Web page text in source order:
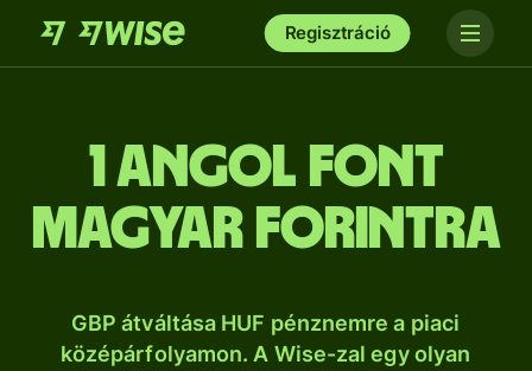
Regisztráció
1 angol font
magyar forintra
GBP átváltása HUF pénznemre a piaci
középárfolyamon. A Wise-zal egy olyan